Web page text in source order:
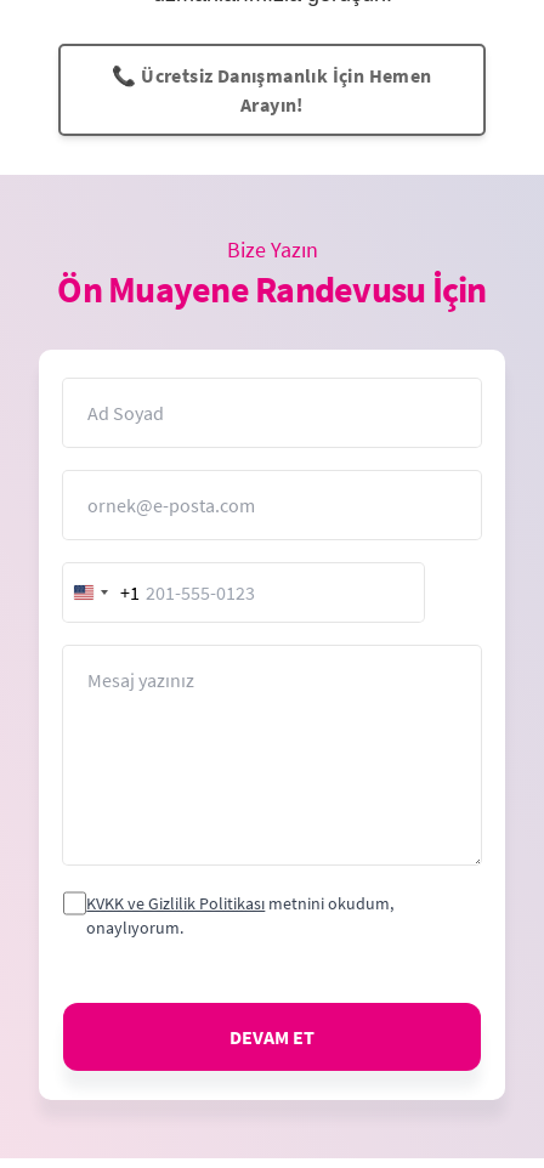
📞 Ücretsiz Danışmanlık İçin Hemen
Arayın!
Bize Yazın
Ön Muayene Randevusu İçin
United
States
+1
KVKK ve Gizlilik Politikası metnini okudum,
onaylıyorum.
DEVAM ET